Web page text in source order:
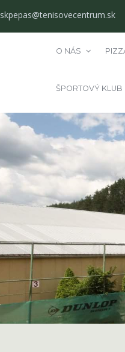
skpepas@tenisovecentrum.sk
O NÁS
ŠPORTOVÝ KLUB